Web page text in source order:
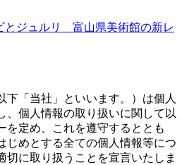
ジュルリ 富山県美術館の新レ
下「当社」といいます。）は個人
、個人情報の取り扱いに関して以
を定め、これを遵守するととも
じめとする全ての個人情報等につ
切に取り扱うことを宣言いたしま